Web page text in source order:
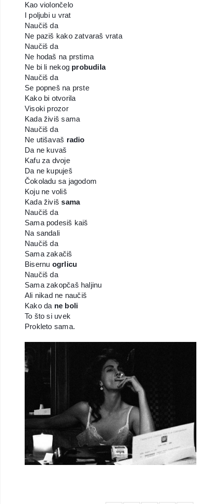
Kao violončelo
I poljubi u vrat
Naučiš da
Ne paziš kako zatvaraš vrata
Naučiš da
Ne hodaš na prstima
Ne bi li nekog probudila
Naučiš da
Se popneš na prste
Kako bi otvorila
Visoki prozor
Kada živiš sama
Naučiš da
Ne utišavaš radio
Da ne kuvaš
Kafu za dvoje
Da ne kupuješ
Čokoladu sa jagodom
Koju ne voliš
Kada živišsama
Naučiš da
Sama podesiš kaiš
Na sandali
Naučiš da
Sama zakačiš
Bisernu ogrlicu
Naučiš da
Sama zakopčaš haljinu
Ali nikad ne naučiš
Kako da ne boli
To što si uvek
Prokleto sama.